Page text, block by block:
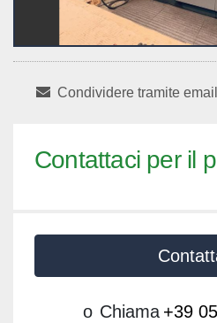
Condividere tramite email
Contattaci per il
o Chiama +39